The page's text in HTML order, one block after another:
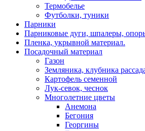
Термобелье
Футболки, туники
Парники
Парниковые дуги, шпалеры,
Пленка, укрывной материал.
Посадочный материал
Газон
Земляника, клубника
Картофель семенной
Лук-севок, чеснок
Многолетние цветы
Анемона
Бегония
Георгины